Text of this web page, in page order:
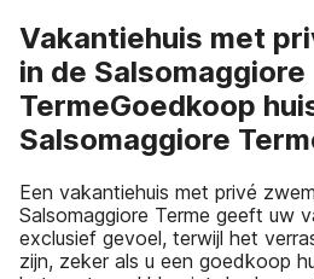
Vakantiehuis met
in de Salsomaggiore
TermeGoedkoop
Salsomaggiore
Een vakantiehuis met privé
Salsomaggiore Terme geeft uw
exclusief gevoel, terwijl het
zijn, zeker als u een goedkoop